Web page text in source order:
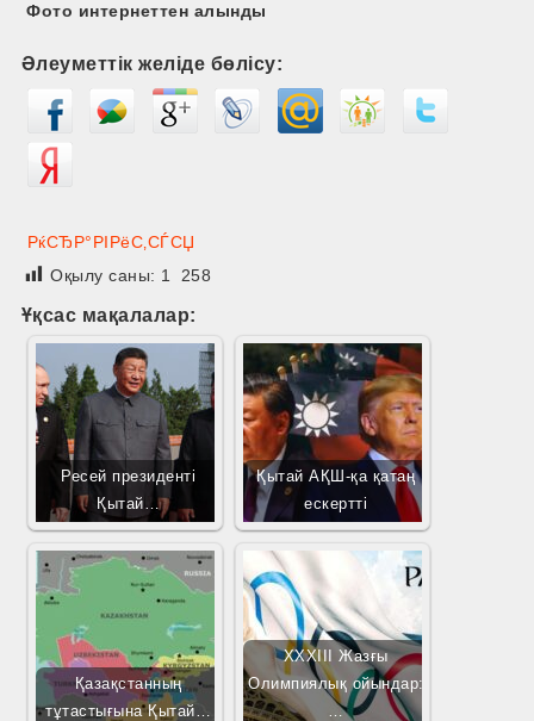
Фото интернеттен алынды
Әлеуметтік желіде бөлісу:
РќСЂР°РІРёС‚СЃСЏ
Оқылу саны: 1 258
Ұқсас мақалалар:
Ресей президенті
Қытай…
Қытай АҚШ-қа қатаң
ескертті
Қазақстанның
тұтастығына Қытай…
XXXIII Жазғы
Олимпиялық ойындар:
…